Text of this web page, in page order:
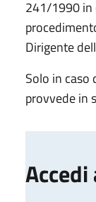
241/1990 in
Dirigente
Solo in
provvede in